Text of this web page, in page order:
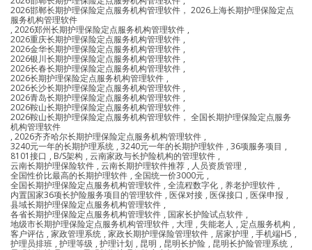
2026邯郸长期护理保险定点服务机构管理软件， 2026上海长期护理保险定点
服务机构管理软件
, 2026郑州长期护理保险定点服务机构管理软件 ,
2026重庆长期护理保险定点服务机构管理软件 ,
2026金华长期护理保险定点服务机构管理软件 ,
2026银川长期护理保险定点服务机构管理软件 ,
2026长春长期护理保险定点服务机构管理软件 ,
2026长期护理保险定点服务机构管理软件 ,
2026长沙长期护理保险定点服务机构管理软件 ,
2026青岛长期护理保险定点服务机构管理软件 ,
2026鞍山长期护理保险定点服务机构管理软件 ,
2026鞍山长期护理保险定点服务机构管理软件， 全国长期护理保险定点服务
机构管理软件
, 2026齐齐哈尔长期护理保险定点服务机构管理软件 ,
3240元一年的长期护理系统 , 3240元一年的长期护理软件 , 36项服务项目 ,
8101接口 , B/S架构 , 云南家政与长护险机构的管理软件 ,
云南长期护理保险软件 , 云南长期护理软件推荐 , 人员资质管理 ,
全国性价比最高的长期护理软件 , 全国统一价3000元 ,
全国长期护理保险定点服务机构管理软件 , 全流程数字化 , 养老护理软件 ,
内置国家36项长护险服务项目的管理软件 , 医保对接 , 医保接口 , 医保申报 ,
县域长期护理保险定点服务机构管理软件 ,
各省长期护理保险定点服务机构管理软件 , 国家长护险试点软件 ,
地级市长期护理保险定点服务机构管理软件 , 大理 , 失能老人 , 定点服务机构 ,
客户评估 , 家政管理系统 , 家政长期护理保险管理软件 , 居家护理 , 手机端H5 ,
护理员排班 , 护理等级 , 护理计划 , 昆明 , 昆明长护险 , 昆明长护险管理系统 ,